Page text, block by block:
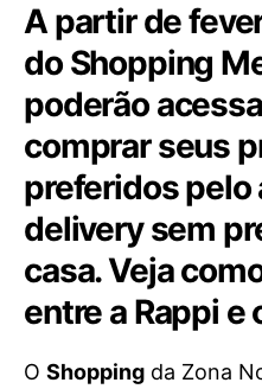
A partir de
do Shopping
poderão
comprar seus
preferidos pelo
delivery sem
casa. Veja
entre a Rappi e
O Shopping da Zona